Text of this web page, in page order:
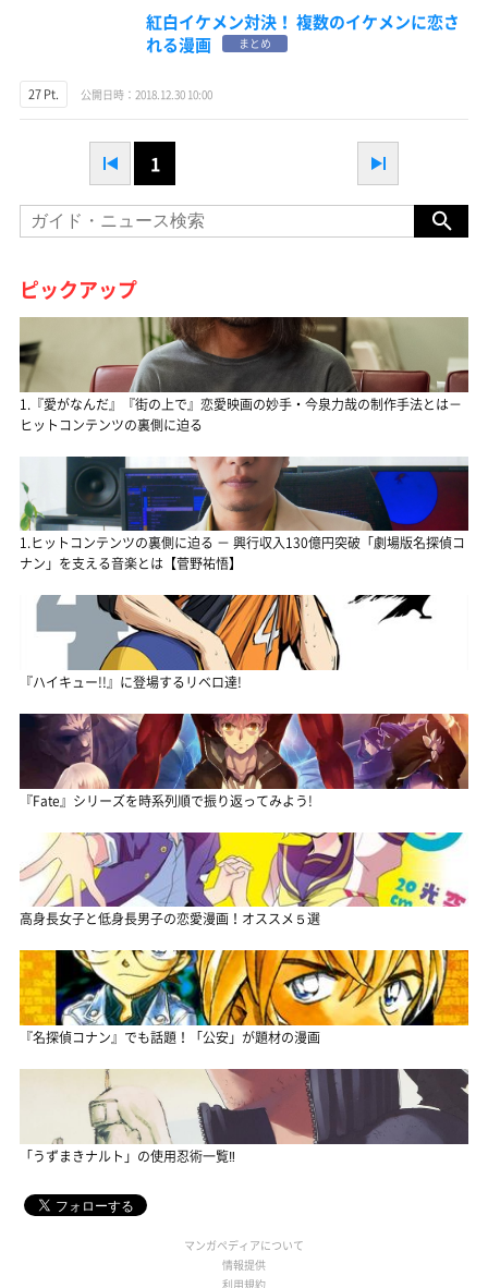
紅白イケメン対決！ 複数のイケメンに恋さ
れる漫画
まとめ
27 Pt. 公開日時：2018.12.30 10:00
1
ピックアップ
1.『愛がなんだ』『街の上で』恋愛映画の妙手・今泉力哉の制作手法とは－
ヒットコンテンツの裏側に迫る
1.ヒットコンテンツの裏側に迫る － 興行収入130億円突破「劇場版名探偵コ
ナン」を支える音楽とは【菅野祐悟】
『ハイキュー!!』に登場するリベロ達!
『Fate』シリーズを時系列順で振り返ってみよう!
高身長女子と低身長男子の恋愛漫画！オススメ５選
『名探偵コナン』でも話題！「公安」が題材の漫画
「うずまきナルト」の使用忍術一覧‼
マンガペディアについて
情報提供
利用規約